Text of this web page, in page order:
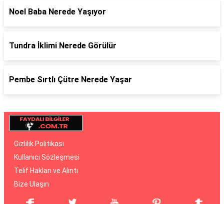
Noel Baba Nerede Yaşıyor
Tundra İklimi Nerede Görülür
Pembe Sırtlı Çütre Nerede Yaşar
Gizlilik Politikası
Kullanıcı Sözleşmesi
Telif Hakları ve Alıntı
Bize Ulaşın